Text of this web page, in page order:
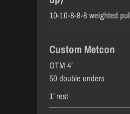
10-10-8-8-8 weighted
Custom Metcon
OTM 4’
50 double unders
1’ rest